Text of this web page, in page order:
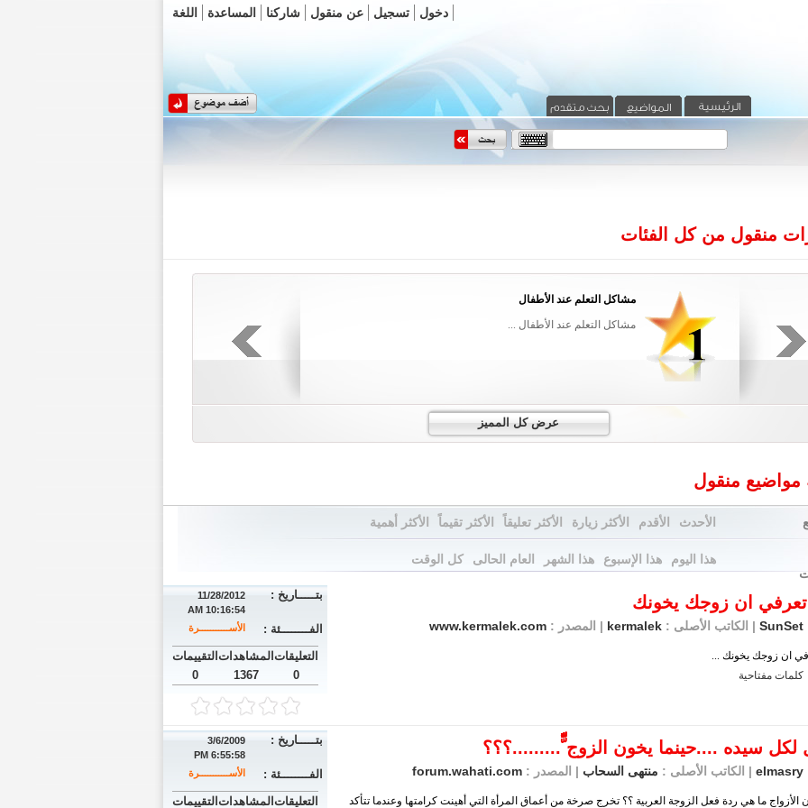
اللغة المساعدة شاركنا عن منقول تسجيل دخول
منقول من كل الفئات
مشاكل التعلم عند الأطفال
مشاكل التعلم عند الأطفال ...
القليل جدا
عرض كل المميز
مواضيع منقول
الأحدث الأقدم الأكثر زيارة الأكثر تعليقاً الأكثر تقيماً الأكثر أهمية
هذا اليوم هذا الإسبوع هذا الشهر العام الحالى كل الوقت
بتـــــاريخ :
11/28/2012
10:16:54 AM
الفــــــــئة : الأســـــــــــرة
التعليقات المشاهدات التقييمات
0
1367
0
ان زوجك يخونك
SunSet | الكاتب الأصلى : kermalek | المصدر : www.kermalek.com
ان زوجك يخونك ...
بتـــــاريخ :
3/6/2009
6:55:58 PM
الفــــــــئة : الأســـــــــــرة
التعليقات المشاهدات التقييمات
لكل سيده ....حينما يخون الزوج ّّّّّّّ.........؟؟؟
elmasry | الكاتب الأصلى : منتهى السحاب | المصدر : forum.wahati.com
الأزواج ما هي ردة فعل الزوجة العربية ؟؟ تخرج صرخة من أعماق المرأة التي أهينت كرامتها وعندما تتأكد